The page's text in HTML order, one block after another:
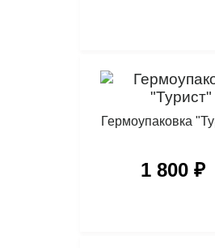
Гермоупаковка
1 800 ₽